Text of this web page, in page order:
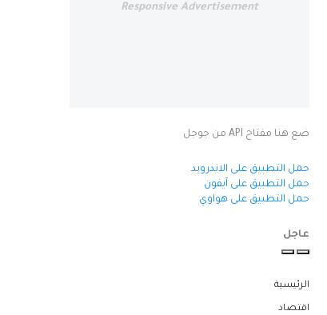
Responsive Advertisement
ضع هنا مفتاح API من جوجل
حمل التطبيق على الاندرويد
حمل التطبيق على آيفون
حمل التطبيق على هواوي
عاجل
الرئيسية
اقتصاد